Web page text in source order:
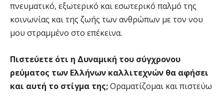
πνευματικό, εξωτερικό και εσωτερικό παλμό της
κοινωνίας και της ζωής των ανθρώπων με τον νου
μου στραμμένο στο επέκεινα.
Πιστεύετε ότι η Δυναμική του σύγχρονου
ρεύματος των Ελλήνων καλλιτεχνών θα αφήσει
και αυτή το στίγμα της;Οραματίζομαι και πιστεύω